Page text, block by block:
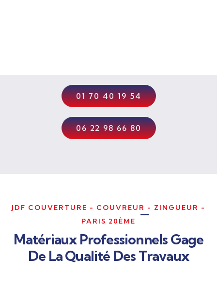
01 70 40 19 54
06 22 98 66 80
JDF COUVERTURE - COUVREUR - ZINGUEUR -
PARIS 20ÈME
Matériaux Professionnels Gage
De La Qualité Des Travaux